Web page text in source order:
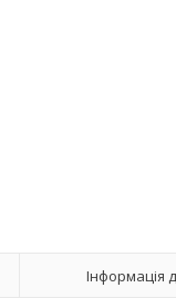
Інформація